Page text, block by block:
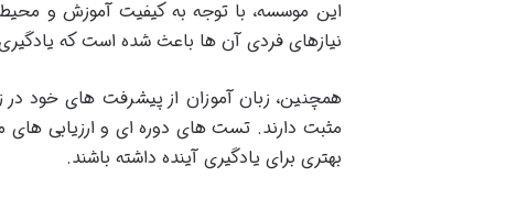
این موسسه، با توجه به کیفیت آموزش و محیط
نیازهای فردی آن ها باعث شده است که
همچنین، زبان آموزان از پیشرفت های خود در
مثبت دارند. تست های دوره ای و ارزیابی
بهتری برای یادگیری آینده داشته باشند.